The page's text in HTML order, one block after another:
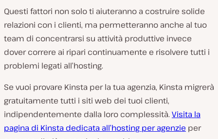
Questi fattori non solo ti aiuteranno a costruire solide
relazioni con i clienti, ma permetteranno anche al tuo
team di concentrarsi su attività produttive invece
dover correre ai ripari continuamente e risolvere tutti i
problemi legati all’hosting.
Se vuoi provare Kinsta per la tua agenzia, Kinsta migrerà
gratuitamente tutti i siti web dei tuoi clienti,
indipendentemente dalla loro complessità. Visita la
pagina di Kinsta dedicata all’hosting per agenzie per